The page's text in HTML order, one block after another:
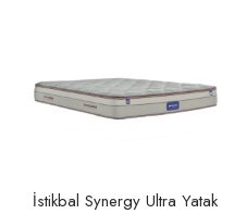
İstikbal Synergy Ultra Yatak